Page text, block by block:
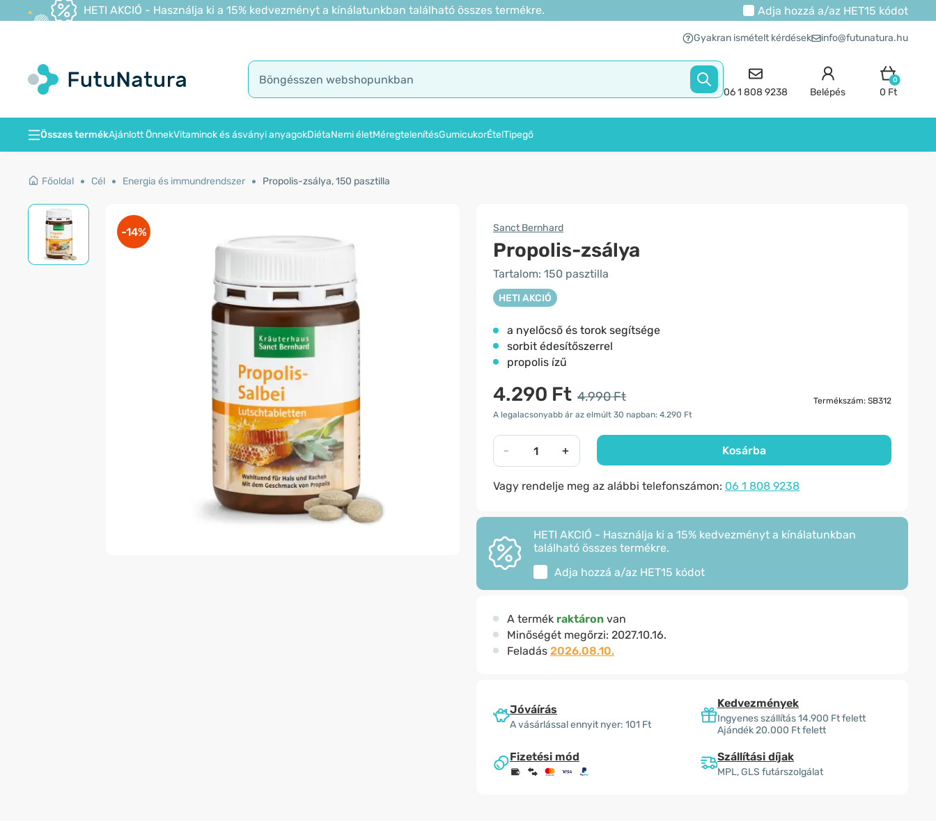
HETI AKCIÓ - Használja ki a 15% kedvezményt a kínálatunkban található összes termékre. Adja hozzá a/az HET15 kódot
Gyakran ismételt kérdések info@futunatura.hu
06 1 808 9238 Belépés
0
0 Ft
Összes termékAjánlott ÖnnekVitaminok és ásványi anyagokDiétaNemi életMéregtelenítésGumicukorÉtelTipegő
Főoldal Cél Energia és immundrendszer Propolis-zsálya, 150 pasztilla
-14% Sanct Bernhard
Propolis-zsálya
Tartalom: 150 pasztilla
HETI AKCIÓ
a nyelőcső és torok segítsége
sorbit édesítőszerrel
propolis ízű
4.290 Ft 4.990 Ft
Termékszám: SB312
A legalacsonyabb ár az elmúlt 30 napban: 4.290 Ft
- + Kosárba
Vagy rendelje meg az alábbi telefonszámon: 06 1 808 9238
HETI AKCIÓ - Használja ki a 15% kedvezményt a kínálatunkban
található összes termékre.
Adja hozzá a/az HET15 kódot
A termék raktáron van
Minőségét megőrzi: 2027.10.16.
Feladás 2026.08.10.
Jóváírás
A vásárlással ennyit nyer: 101 Ft
Kedvezmények
Ingyenes szállítás 14.900 Ft felett
Ajándék 20.000 Ft felett
Fizetési mód Szállítási díjak
MPL, GLS futárszolgálat